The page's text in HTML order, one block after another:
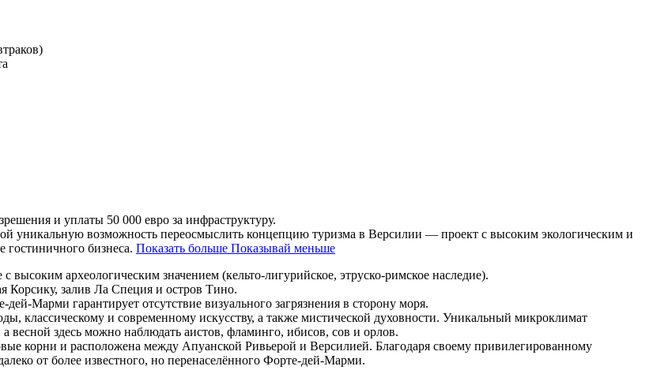
и уплаты 50 000 евро за инфраструктуру.
уникальную возможность переосмыслить концепцию туризма в Версилии — проект с высоким экологическим и
бизнеса. Показать больше Показывай меньше
археологическим значением (кельто-лигурийское, этруско-римское наследие).
Корсику, залив Ла Специя и остров Тино.
Марми гарантирует отсутствие визуального загрязнения в сторону моря.
классическому и современному искусству, а также мистической духовности. Уникальный микроклимат
весной здесь можно наблюдать аистов, фламинго, ибисов, сов и орлов.
корни и расположена между Апуанской Ривьерой и Версилией. Благодаря своему привилегированному
от более известного, но перенаселённого Форте-дей-Марми.